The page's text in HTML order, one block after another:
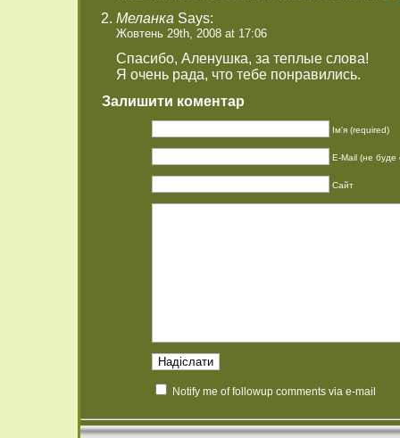
Меланка Says:
Жовтень 29th, 2008 at 17:06
Спасибо, Аленушка, за теплые слова!
Я очень рада, что тебе понравились.
Залишити коментар
Ім'я (required)
E-Mail (не буде
Сайт
Notify me of followup comments via e-mail